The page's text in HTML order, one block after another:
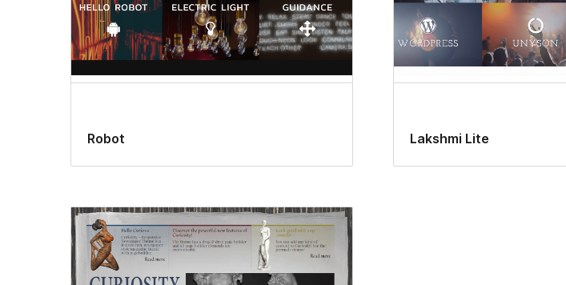
Robot Lakshmi Lite